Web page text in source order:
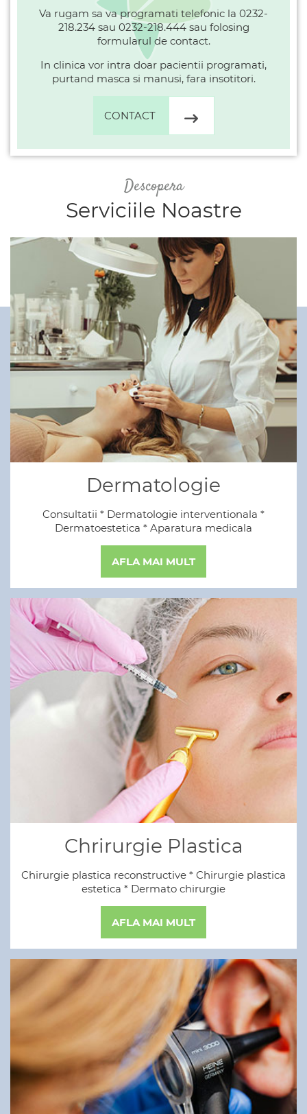
Va rugam sa va programati telefonic la 0232-
218.234 sau 0232-218.444 sau folosing
formularul de contact.
In clinica vor intra doar pacientii programati,
purtand masca si manusi, fara insotitori.
CONTACT
Descopera
Serviciile Noastre
Dermatologie
Consultatii * Dermatologie interventionala *
Dermatoestetica * Aparatura medicala
AFLA MAI MULT
Chrirurgie Plastica
Chirurgie plastica reconstructive * Chirurgie plastica
estetica * Dermato chirurgie
AFLA MAI MULT